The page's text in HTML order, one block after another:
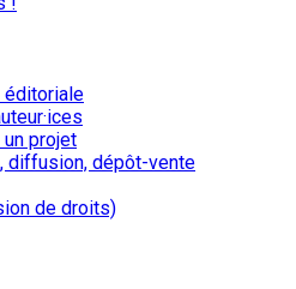
éditoriale
projet
diffusion, dépôt-vente
de droits)